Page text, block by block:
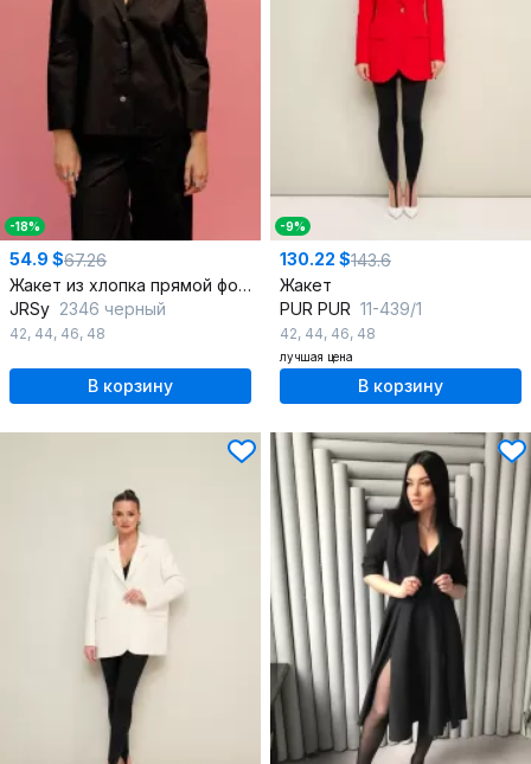
-18%
54.9 $67.26
Жакет из хлопка прямой формы с воротником и пуговицами
JRSy 2346 черный
42, 44, 46, 48
В корзину
-9%
130.22 $143.6
Жакет
PUR PUR 11-439/1
42, 44, 46, 48
лучшая цена
В корзину